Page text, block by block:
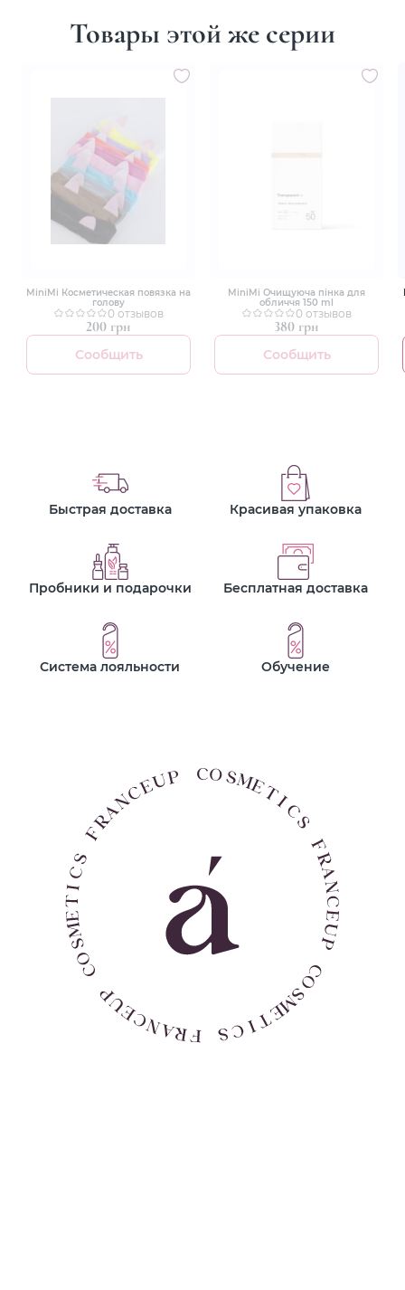
Товары этой же серии
MiniMi Косметическая повязка на
голову
0 отзывов
200 грн
Сообщить
MiniMi Очищуюча пінка для
обличчя 150 ml
0 отзывов
380 грн
Сообщить
Быстрая доставка Красивая упаковка
Пробники и подарочки Бесплатная доставка
Система лояльности Обучение